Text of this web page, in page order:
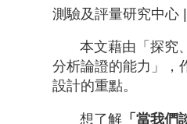
測驗及評量研究中心
本文藉由「探究、
分析論證的能力」，
設計的重點。
想了解 「當我們